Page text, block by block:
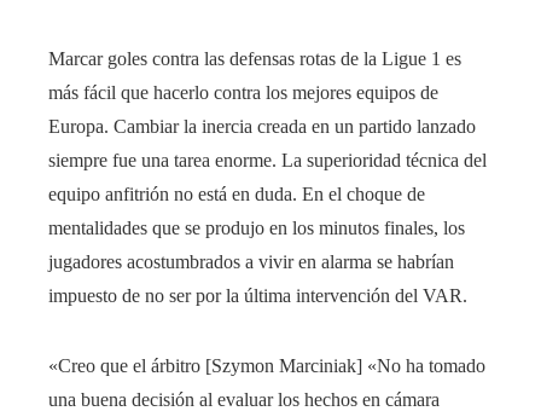
Marcar goles contra las defensas rotas de la Ligue 1 es
más fácil que hacerlo contra los mejores equipos de
Europa. Cambiar la inercia creada en un partido lanzado
siempre fue una tarea enorme. La superioridad técnica del
equipo anfitrión no está en duda. En el choque de
mentalidades que se produjo en los minutos finales, los
jugadores acostumbrados a vivir en alarma se habrían
impuesto de no ser por la última intervención del VAR.
«Creo que el árbitro [Szymon Marciniak] «No ha tomado
una buena decisión al evaluar los hechos en cámara